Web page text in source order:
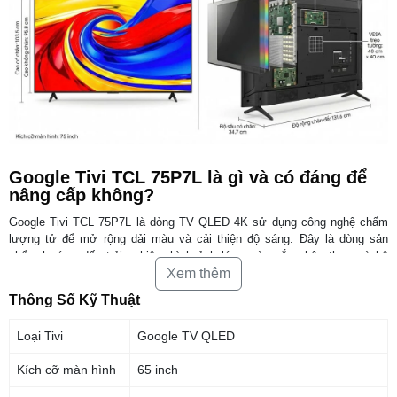
Google Tivi TCL 75P7L là gì và có đáng để
nâng cấp không?
Google Tivi TCL 75P7L là dòng TV QLED 4K sử dụng công nghệ chấm
lượng tử để mở rộng dải màu và cải thiện độ sáng. Đây là dòng sản
phẩm hướng đến trải nghiệm hình ảnh lớn, màu sắc chân thực và hệ
nghiệm gì?
QLED sử dụng vật liệu Quantum Crystal giúp hiển thị hơn một tỷ màu
Xem thêm
Thông Số Kỹ Thuật
Loại Tivi Google TV QLED
Kích cỡ màn hình 65 inch